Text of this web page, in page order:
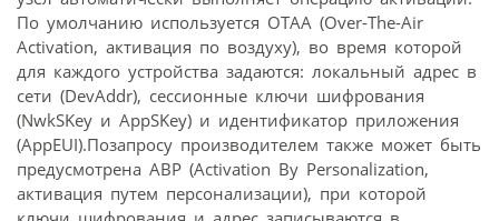
По умолчанию используется OTAA (Over-The-Air
Activation, активация по воздуху), во время которой
для каждого устройства задаются: локальный адрес в
сети (DevAddr), сессионные ключи шифрования
(NwkSKey и AppSKey) и идентификатор приложения
(AppEUI).Позапросу производителем также может быть
предусмотрена ABP (Activation By Personalization,
активация путем персонализации), при которой